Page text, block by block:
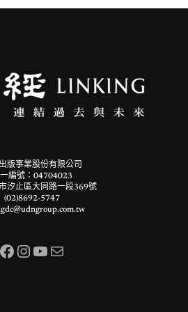
版事業股份有限公司
編號：04704023
汐止區大同路一段369號
(02)8692-5747
Facebook InstagramYouTube 電子郵件